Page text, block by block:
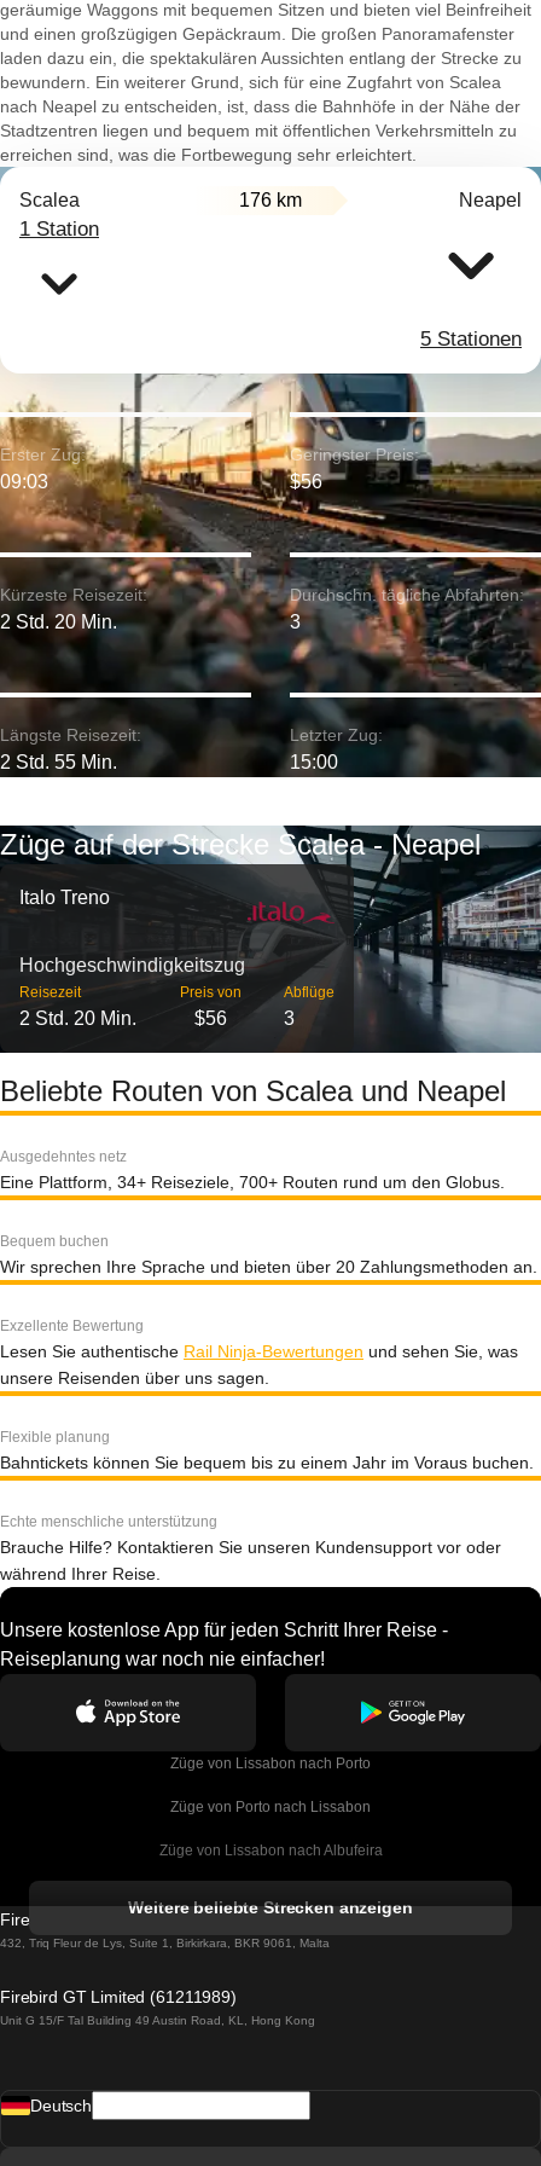
geräumige Waggons mit bequemen Sitzen und bieten viel Beinfreiheit
und einen großzügigen Gepäckraum. Die großen Panoramafenster
laden dazu ein, die spektakulären Aussichten entlang der Strecke zu
bewundern. Ein weiterer Grund, sich für eine Zugfahrt von Scalea
nach Neapel zu entscheiden, ist, dass die Bahnhöfe in der Nähe der
Stadtzentren liegen und bequem mit öffentlichen Verkehrsmitteln zu
erreichen sind, was die Fortbewegung sehr erleichtert.
Scalea 176 km Neapel
1 Station
5 Stationen
Kürzeste Reisezeit:
2 Std. 20 Min.
Erster Zug:
09:03
Längste Reisezeit:
2 Std. 55 Min.
Geringster Preis:
$56
Durchschn. tägliche Abfahrten:
3
Letzter Zug:
15:00
Züge auf der Strecke Scalea - Neapel
Italo Treno
Hochgeschwindigkeitszug
Reisezeit
2 Std. 20 Min.
Preis von
$56
Abflüge
3
Beliebte Routen von Scalea und Neapel
Ausgedehntes netz
Eine Plattform, 34+ Reiseziele, 700+ Routen rund um den Globus.
Bequem buchen
Wir sprechen Ihre Sprache und bieten über 20 Zahlungsmethoden an.
Exzellente Bewertung
Lesen Sie authentische Rail Ninja-Bewertungen und sehen Sie, was
unsere Reisenden über uns sagen.
Flexible planung
Bahntickets können Sie bequem bis zu einem Jahr im Voraus buchen.
Echte menschliche unterstützung
Brauche Hilfe? Kontaktieren Sie unseren Kundensupport vor oder
während Ihrer Reise.
Unsere kostenlose App für jeden Schritt Ihrer Reise -
Reiseplanung war noch nie einfacher!
Züge von Lissabon nach Porto
Züge von Porto nach Lissabon
Züge von Lissabon nach Albufeira
Züge von Lissabon nach Lagos
Züge von Lissabon nach Madrid
Weitere beliebte Strecken anzeigen
Firebird GT Limited (OC 1451)
432, Triq Fleur de Lys, Suite 1, Birkirkara, BKR 9061, Malta
Firebird GT Limited (61211989)
Unit G 15/F Tal Building 49 Austin Road, KL, Hong Kong
Deutsch